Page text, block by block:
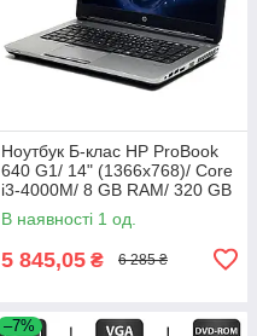
Ноутбук Б-клас HP ProBook
640 G1/ 14" (1366x768)/ Core
i3-4000M/ 8 GB RAM/ 320 GB
HDD/ HD Graphic 4600
В наявності 1 од.
5 845,05 ₴ 6 285 ₴
–7%